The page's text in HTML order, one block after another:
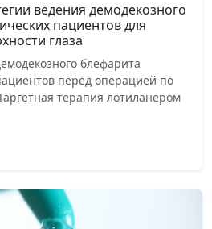
ведения демодекозного
пациентов для
глаза
блефарита
перед операцией по
терапия лотиланером